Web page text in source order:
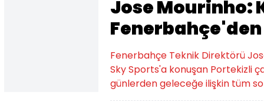
Jose Mourinho:
Fenerbahçe Teknik Direktörü
Sky Sports'a konuşan Portekizli
günlerden geleceğe ilişkin tüm